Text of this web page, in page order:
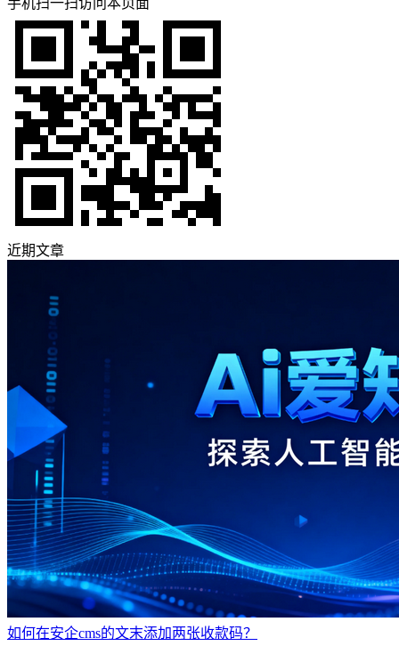
手机扫一扫访问本页面
近期文章
如何在安企cms的文末添加两张收款码？